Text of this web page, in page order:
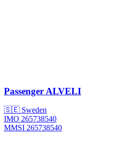
Passenger ALVELI
🇸🇪 Sweden
IMO 265738540
MMSI 265738540